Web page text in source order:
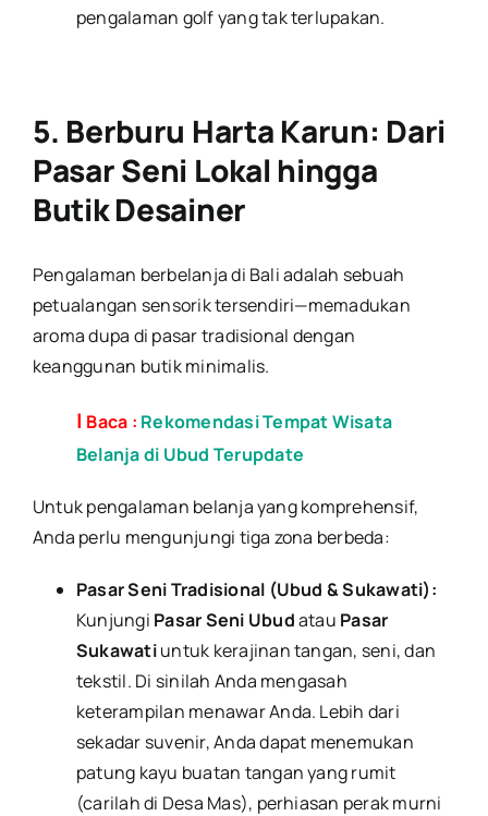
pengalaman golf yang tak terlupakan.
5. Berburu Harta Karun: Dari
Pasar Seni Lokal hingga
Butik Desainer
Pengalaman berbelanja di Bali adalah sebuah
petualangan sensorik tersendiri—memadukan
aroma dupa di pasar tradisional dengan
keanggunan butik minimalis.
| Baca : Rekomendasi Tempat Wisata
Belanja di Ubud Terupdate
Untuk pengalaman belanja yang komprehensif,
Anda perlu mengunjungi tiga zona berbeda:
Pasar Seni Tradisional (Ubud & Sukawati):
Kunjungi Pasar Seni Ubudatau Pasar
Sukawatiuntuk kerajinan tangan, seni, dan
tekstil. Di sinilah Anda mengasah
keterampilan menawar Anda. Lebih dari
sekadar suvenir, Anda dapat menemukan
patung kayu buatan tangan yang rumit
(carilah di Desa Mas), perhiasan perak murni